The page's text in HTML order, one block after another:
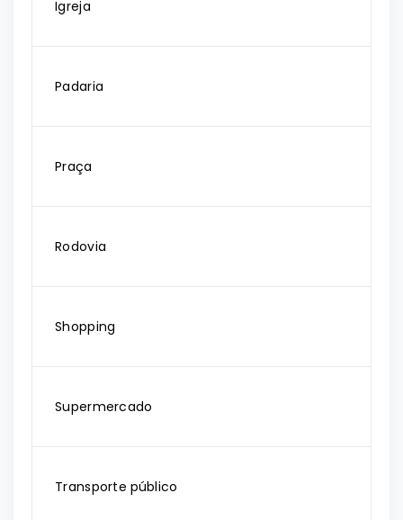
Igreja
Padaria
Praça
Rodovia
Shopping
Supermercado
Transporte público